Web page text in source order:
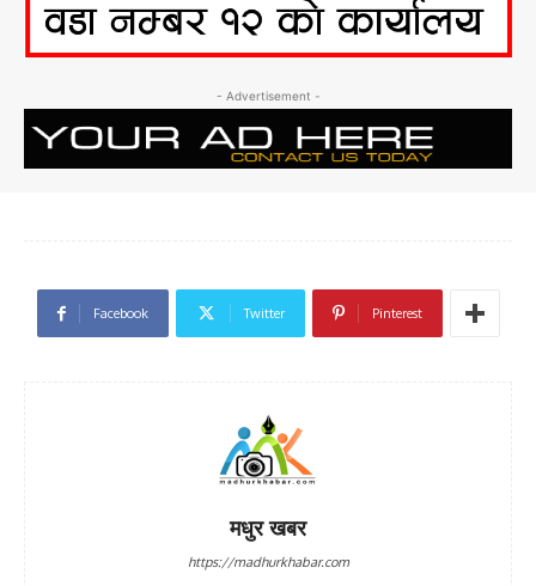
- Advertisement -
Facebook Twitter Pinterest
मधुर खबर
https://madhurkhabar.com